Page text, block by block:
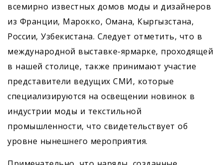
всемирно известных домов моды и дизайнеров
из Франции, Марокко, Омана, Кыргызстана,
России, Узбекистана. Следует отметить, что в
международной выставке-ярмарке, проходящей
в нашей столице, также принимают участие
представители ведущих СМИ, которые
специализируются на освещении новинок в
индустрии моды и текстильной
промышленности, что свидетельствует об
уровне нынешнего мероприятия.